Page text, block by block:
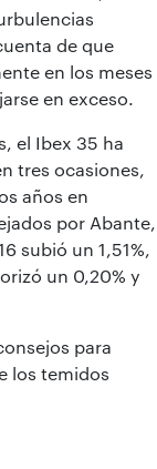
de que
en los meses
en exceso.
el Ibex 35 ha
tres ocasiones,
años en
por Abante,
subió un 1,51%,
un 0,20% y
para
los temidos